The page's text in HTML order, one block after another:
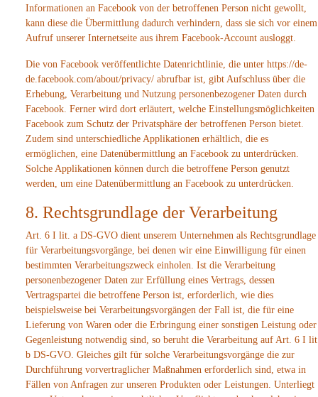
Informationen an Facebook von der betroffenen Person nicht gewollt,
kann diese die Übermittlung dadurch verhindern, dass sie sich vor einem
Aufruf unserer Internetseite aus ihrem Facebook-Account ausloggt.
Die von Facebook veröffentlichte Datenrichtlinie, die unter https://de-
de.facebook.com/about/privacy/ abrufbar ist, gibt Aufschluss über die
Erhebung, Verarbeitung und Nutzung personenbezogener Daten durch
Facebook. Ferner wird dort erläutert, welche Einstellungsmöglichkeiten
Facebook zum Schutz der Privatsphäre der betroffenen Person bietet.
Zudem sind unterschiedliche Applikationen erhältlich, die es
ermöglichen, eine Datenübermittlung an Facebook zu unterdrücken.
Solche Applikationen können durch die betroffene Person genutzt
werden, um eine Datenübermittlung an Facebook zu unterdrücken.
8. Rechtsgrundlage der Verarbeitung
Art. 6 I lit. a DS-GVO dient unserem Unternehmen als Rechtsgrundlage
für Verarbeitungsvorgänge, bei denen wir eine Einwilligung für einen
bestimmten Verarbeitungszweck einholen. Ist die Verarbeitung
personenbezogener Daten zur Erfüllung eines Vertrags, dessen
Vertragspartei die betroffene Person ist, erforderlich, wie dies
beispielsweise bei Verarbeitungsvorgängen der Fall ist, die für eine
Lieferung von Waren oder die Erbringung einer sonstigen Leistung oder
Gegenleistung notwendig sind, so beruht die Verarbeitung auf Art. 6 I
b DS-GVO. Gleiches gilt für solche Verarbeitungsvorgänge die zur
Durchführung vorvertraglicher Maßnahmen erforderlich sind, etwa in
Fällen von Anfragen zur unseren Produkten oder Leistungen. Unterliegt